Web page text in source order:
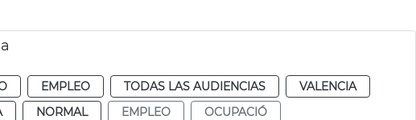
EMPLEO TODAS LAS AUDIENCIAS
VALENCIA
NORMAL EMPLEO
OCUPACIÓ